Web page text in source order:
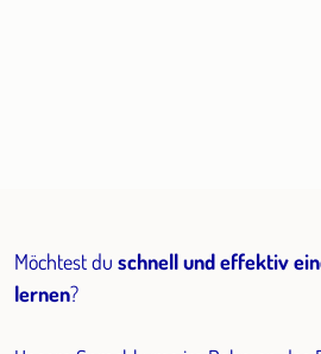
Möchtest du schnell und effektiv
lernen?